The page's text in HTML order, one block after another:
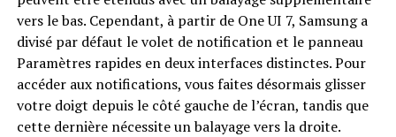
vers le bas. Cependant, à partir de One UI 7, Samsung a
divisé par défaut le volet de notification et le panneau
Paramètres rapides en deux interfaces distinctes. Pour
accéder aux notifications, vous faites désormais glisser
votre doigt depuis le côté gauche de l’écran, tandis que
cette dernière nécessite un balayage vers la droite.